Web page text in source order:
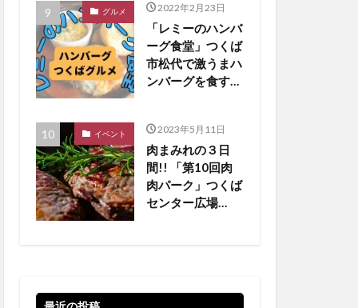
グルメ 2022年2月23日
「レミーのハンバ
ーグ食堂」つくば
市松代で激うまハ
ンバーグを食す
イベント 2023年5月11日
肉まみれの３日
間!! 「第10回肉
肉パーク」つくば
センター広場